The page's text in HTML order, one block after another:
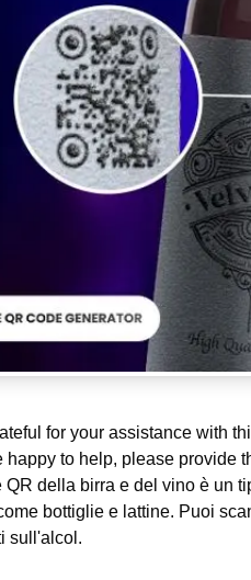
for your assistance with
happy to help, please provide
QR della birra e del vino è un
bottiglie e lattine. Puoi
sull'alcol.